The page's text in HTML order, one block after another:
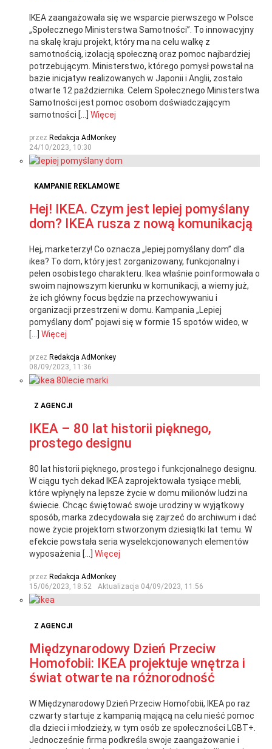
IKEA zaangażowała się we wsparcie pierwszego w Polsce
„Społecznego Ministerstwa Samotności”. To innowacyjny
na skalę kraju projekt, który ma na celu walkę z
samotnością, izolacją społeczną oraz pomoc najbardziej
potrzebującym. Ministerstwo, którego pomysł powstał na
bazie inicjatyw realizowanych w Japonii i Anglii, zostało
otwarte 12 października. Celem Społecznego Ministerstwa
Samotności jest pomoc osobom doświadczającym
samotności […] Więcej
przez Redakcja AdMonkey
24/10/2023, 10:30
KAMPANIE REKLAMOWE
Hej! IKEA. Czym jest lepiej pomyślany
dom? IKEA rusza z nową komunikacją
Hej, marketerzy! Co oznacza „lepiej pomyślany dom” dla
ikea? To dom, który jest zorganizowany, funkcjonalny i
pełen osobistego charakteru. Ikea właśnie poinformowała o
swoim najnowszym kierunku w komunikacji, a wiemy już,
że ich główny focus będzie na przechowywaniu i
organizacji przestrzeni w domu. Kampania „Lepiej
pomyślany dom” pojawi się w formie 15 spotów wideo, w
[…] Więcej
przez Redakcja AdMonkey
08/09/2023, 11:36
Z AGENCJI
IKEA – 80 lat historii pięknego,
prostego designu
80 lat historii pięknego, prostego i funkcjonalnego designu.
W ciągu tych dekad IKEA zaprojektowała tysiące mebli,
które wpłynęły na lepsze życie w domu milionów ludzi na
świecie. Chcąc świętować swoje urodziny w wyjątkowy
sposób, marka zdecydowała się zajrzeć do archiwum i dać
nowe życie projektom stworzonym dziesiątki lat temu. W
efekcie powstała seria wyselekcjonowanych elementów
wyposażenia […] Więcej
przez Redakcja AdMonkey
15/06/2023, 18:52
Aktualizacja 04/09/2023, 11:56
Z AGENCJI
Międzynarodowy Dzień Przeciw
Homofobii: IKEA projektuje wnętrza i
świat otwarte na różnorodność
W Międzynarodowy Dzień Przeciw Homofobii, IKEA po raz
czwarty startuje z kampanią mającą na celu nieść pomoc
dla dzieci i młodzieży, w tym osób ze społeczności LGBT+.
Jednocześnie firma podkreśla swoje zaangażowanie i